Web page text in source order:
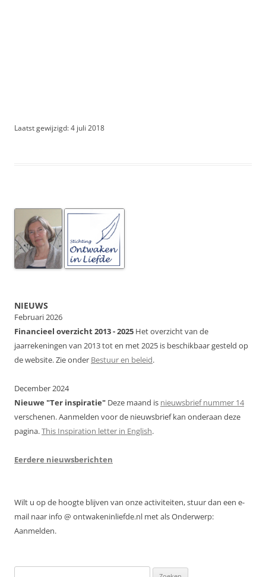
Laatst gewijzigd: 4 juli 2018
NIEUWS
Februari 2026
Financieel overzicht 2013 - 2025 Het overzicht van de
jaarrekeningen van 2013 tot en met 2025 is beschikbaar gesteld op
de website. Zie onder Bestuur en beleid.
December 2024
Nieuwe "Ter inspiratie" Deze maand is nieuwsbrief nummer 14
verschenen. Aanmelden voor de nieuwsbrief kan onderaan deze
pagina.This Inspiration letter in English.
Eerdere nieuwsberichten
Wilt u op de hoogte blijven van onze activiteiten, stuur dan een e-
mail naar info @ ontwakeninliefde.nl met als Onderwerp:
Aanmelden.